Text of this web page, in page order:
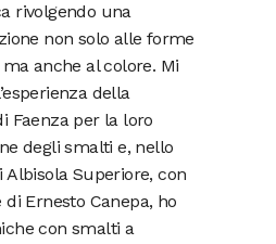
rivolgendo una
non solo alle forme
anche al colore. Mi
della
Faenza per la loro
degli smalti e, nello
Albisola Superiore, con
Ernesto Canepa, ho
con smalti a